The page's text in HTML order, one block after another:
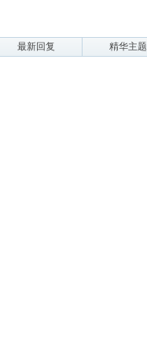
最新回复 精华主题